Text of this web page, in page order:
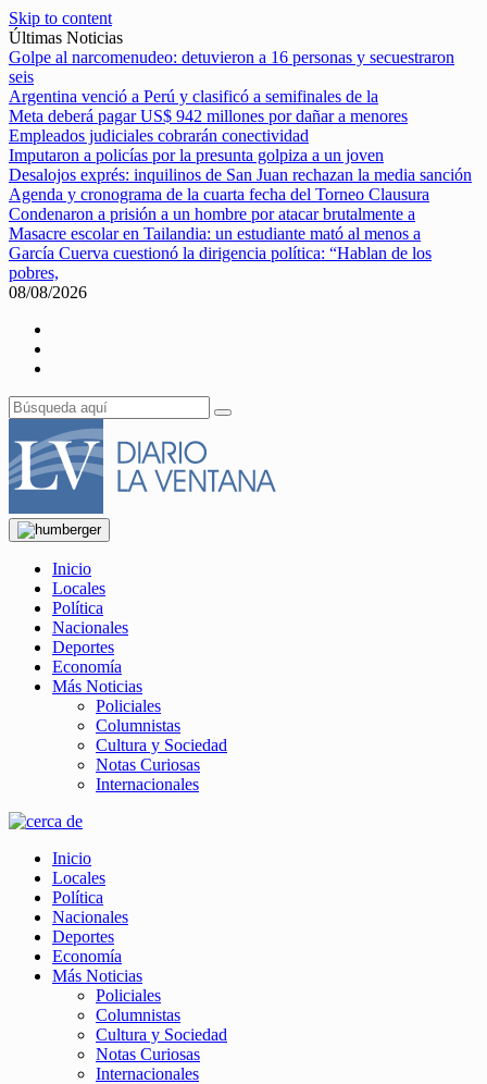
Skip to content
Últimas Noticias
Golpe al narcomenudeo: detuvieron a 16 personas y secuestraron
seis
Argentina venció a Perú y clasificó a semifinales de la
Meta deberá pagar US$ 942 millones por dañar a menores
Empleados judiciales cobrarán conectividad
Imputaron a policías por la presunta golpiza a un joven
Desalojos exprés: inquilinos de San Juan rechazan la media sanción
Agenda y cronograma de la cuarta fecha del Torneo Clausura
Condenaron a prisión a un hombre por atacar brutalmente a
Masacre escolar en Tailandia: un estudiante mató al menos a
García Cuerva cuestionó la dirigencia política: “Hablan de los
pobres,
08/08/2026
Inicio
Locales
Política
Nacionales
Deportes
Economía
Más Noticias
Policiales
Columnistas
Cultura y Sociedad
Notas Curiosas
Internacionales
Inicio
Locales
Política
Nacionales
Deportes
Economía
Más Noticias
Policiales
Columnistas
Cultura y Sociedad
Notas Curiosas
Internacionales